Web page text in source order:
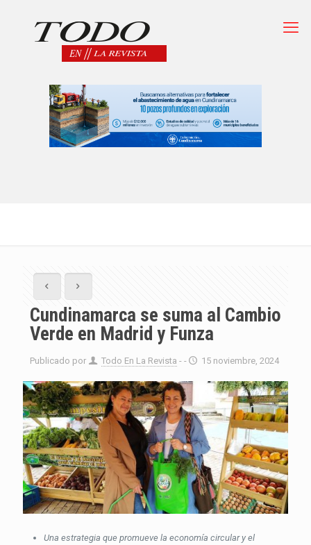
Cundinamarca se suma al Cambio
Verde en Madrid y Funza
Publicado por Todo En La Revista - - 15 noviembre, 2024
Una estrategia que promueve la economía circular y el